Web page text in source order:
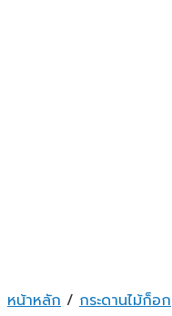
หน้าหลัก / กระดานไม้ก็อก